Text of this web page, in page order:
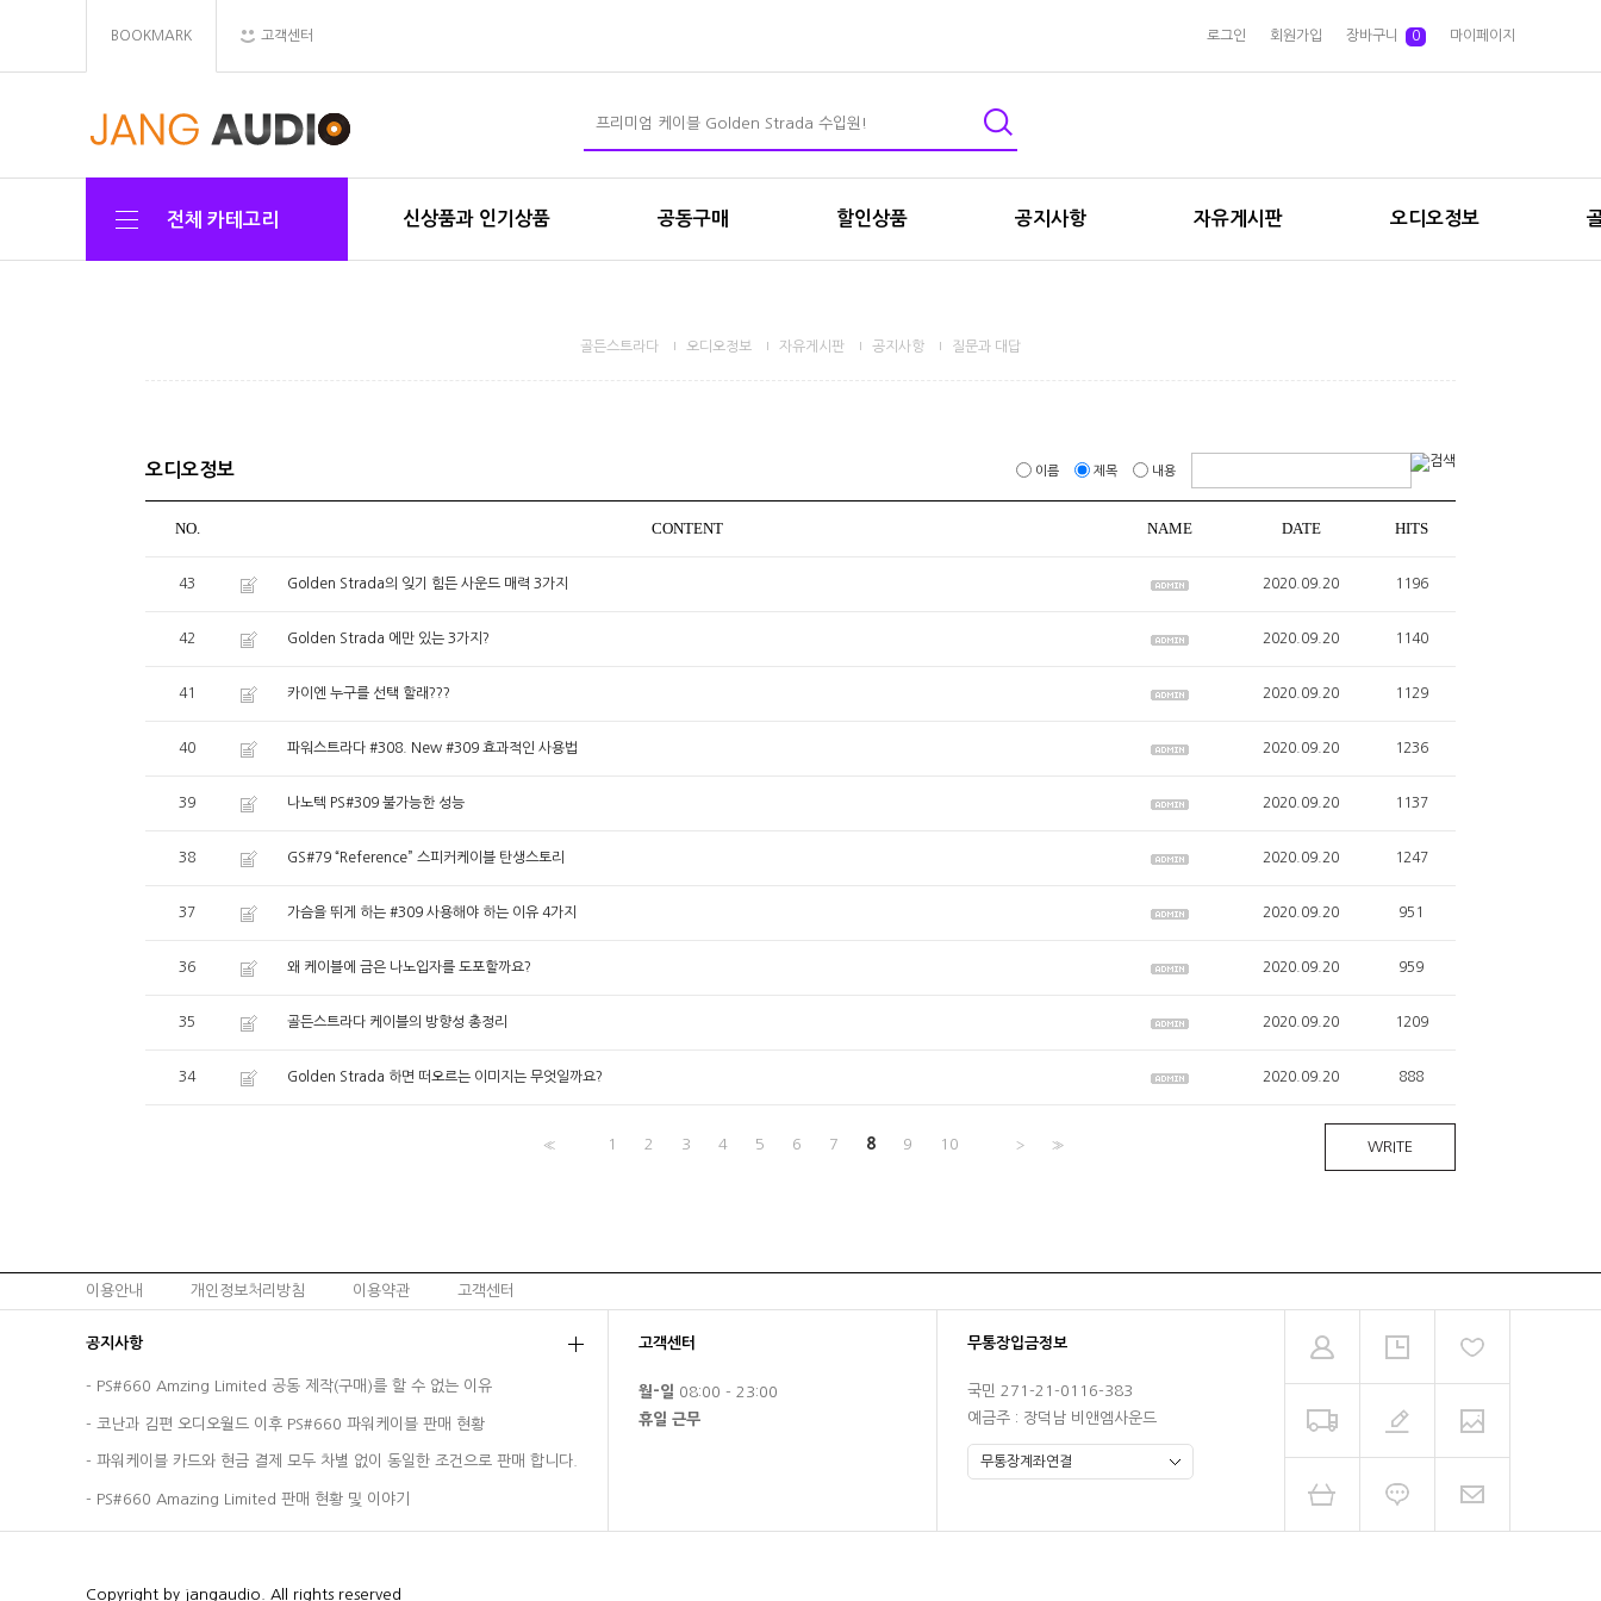
BOOKMARK 고객센터 로그인 회원가입 장바구니 0 마이페이지
전체 카테고리 신상품과 인기상품 공동구매 할인상품 공지사항 자유게시판 오디오정보
골든스트라다 오디오정보 자유게시판 공지사항 질문과 대답
오디오정보 이름 제목 내용
NO. CONTENT NAME DATE HITS
43 Golden Strada의 잊기 힘든 사운드 매력 3가지 2020.09.20 1196
42 Golden Strada 에만 있는 3가지? 2020.09.20 1140
41 카이엔 누구를 선택 할래??? 2020.09.20 1129
40 파워스트라다 #308. New #309 효과적인 사용법 2020.09.20 1236
39 나노텍 PS#309 불가능한 성능 2020.09.20 1137
38 GS#79 “Reference” 스피커케이블 탄생스토리 2020.09.20 1247
37 가슴을 뛰게 하는 #309 사용해야 하는 이유 4가지 2020.09.20 951
36 왜 케이블에 금은 나노입자를 도포할까요? 2020.09.20 959
35 골든스트라다 케이블의 방향성 총정리 2020.09.20 1209
34 Golden Strada 하면 떠오르는 이미지는 무엇일까요? 2020.09.20 888
WRITE
<< 1 2 3 4 5 6 7 8 9 10 > >>
이용안내 개인정보처리방침 이용약관 고객센터
공지사항
- PS#660 Amzing Limited 공동 제작(구매)를 할 수 없는 이유
- 코난과 김편 오디오월드 이후 PS#660 파워케이블 판매 현황
- 파워케이블 카드와 현금 결제 모두 차별 없이 동일한 조건으로 판매 합니다.
- PS#660 Amazing Limited 판매 현황 및 이야기
고객센터
월-일 08:00 - 23:00
휴일 근무
무통장입금정보
국민 271-21-0116-383
예금주 : 장덕남 비앤엠사운드
Copyright by jangaudio. All rights reserved